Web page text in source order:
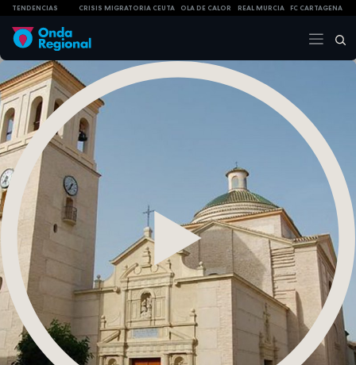
TENDENCIAS CRISIS MIGRATORIA CEUTA OLA DE CALOR REAL MURCIA FC CARTAGENA